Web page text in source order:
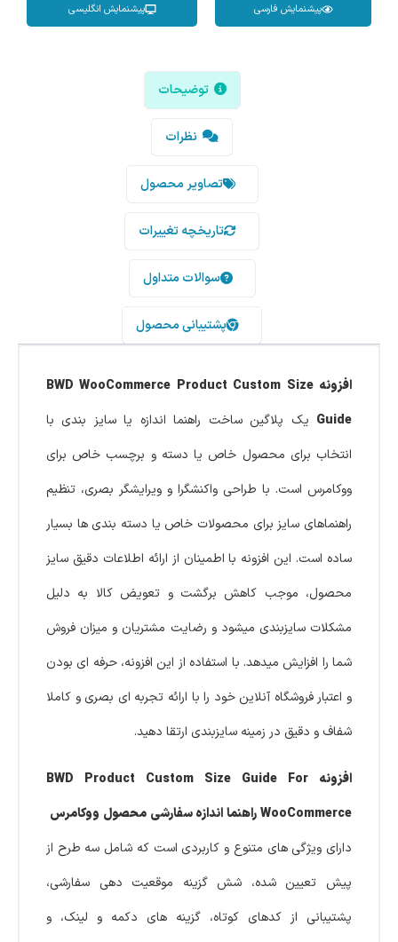
پیشنمایش فارسی پیشنمایش انگلیسی
توضیحات
نظرات
تصاویر محصول
تاریخچه تغییرات
سوالات متداول
پشتیبانی محصول
افزونه BWD WooCommerce Product Custom Size
Guide یک پلاگین ساخت راهنما اندازه یا سایز بندی با
انتخاب برای محصول خاص یا دسته و برچسب خاص برای
ووکامرس است. با طراحی واکنشگرا و ویرایشگر بصری، تنظیم
راهنماهای سایز برای محصولات خاص یا دسته بندی ها بسیار
ساده است. این افزونه با اطمینان از ارائه اطلاعات دقیق سایز
محصول، موجب کاهش برگشت و تعویض کالا به دلیل
مشکلات سایزبندی میشود و رضایت مشتریان و میزان فروش
شما را افزایش میدهد. با استفاده از این افزونه، حرفه ای بودن
و اعتبار فروشگاه آنلاین خود را با ارائه تجربه ای بصری و کاملا
شفاف و دقیق در زمینه سایزبندی ارتقا دهید.
افزونه BWD Product Custom Size Guide For
WooCommerce راهنما اندازه سفارشی محصول ووکامرس
دارای ویژگی های متنوع و کاربردی است که شامل سه طرح از
پیش تعیین شده، شش گزینه موقعیت دهی سفارشی،
پشتیبانی از کدهای کوتاه، گزینه های دکمه و لینک، و